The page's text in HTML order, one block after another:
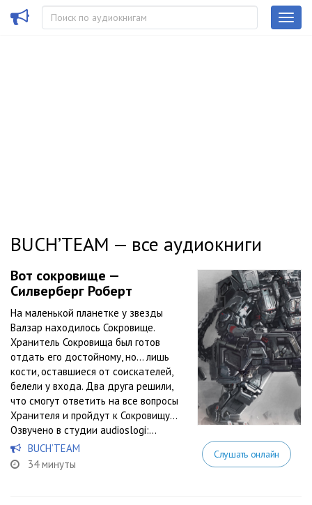
BUCH’TEAM — все аудиокниги
Вот сокровище —
Силверберг Роберт
На маленькой планетке у звезды
Валзар находилось Сокровище.
Хранитель Сокровища был готов
отдать его достойному, но… лишь
кости, оставшиеся от соискателей,
белели у входа. Два друга решили,
что смогут ответить на все вопросы
Хранителя и пройдут к Сокровищу…
Озвучено в студии audioslogi:...
BUCH’TEAM
34 минуты
Слушать онлайн